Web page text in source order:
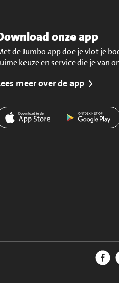
onze app
de Jumbo app doe je vlot je
keuze en service die je van
meer over de app
Volg ons